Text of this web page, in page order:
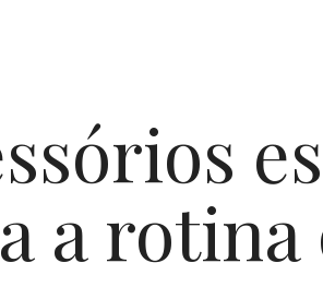
a rotina